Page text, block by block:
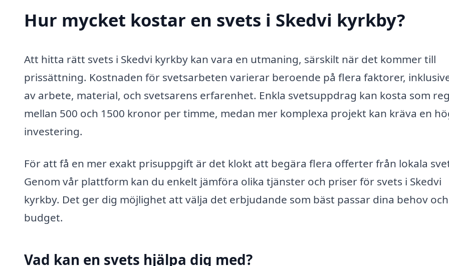
Hur mycket kostar en svets i Skedvi kyrkby?
Att hitta rätt svets i Skedvi kyrkby kan vara en utmaning, särskilt när det kommer till
prissättning. Kostnaden för svetsarbeten varierar beroende på flera faktorer,
av arbete, material, och svetsarens erfarenhet. Enkla svetsuppdrag kan kosta som
mellan 500 och 1500 kronor per timme, medan mer komplexa projekt kan kräva en
investering.
För att få en mer exakt prisuppgift är det klokt att begära flera offerter från lokala
Genom vår plattform kan du enkelt jämföra olika tjänster och priser för svets i Skedvi
kyrkby. Det ger dig möjlighet att välja det erbjudande som bäst passar dina behov
budget.
Vad kan en svets hjälpa dig med?